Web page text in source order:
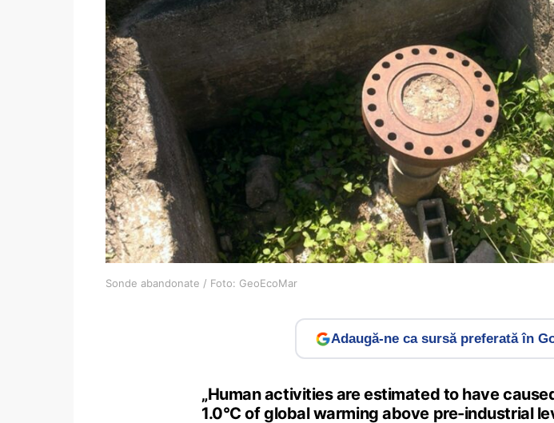
Sonde abandonate / Foto: GeoEcoMar
Adaugă-ne ca sursă preferată în
„Human activities are estimated to have
1.0°C of global warming above pre-industrial